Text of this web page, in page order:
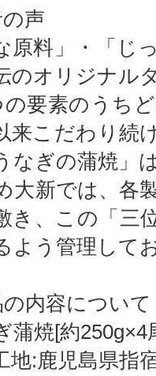
声
原料」・「じ
のオリジナル
の要素のうち
来こだわり続
なぎの蒲焼」
大新では、各
き、この「三
よう管理して
内容について
蒲焼[約250g×4
:鹿児島県指